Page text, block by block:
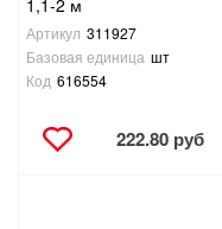
1,1-2 м
Артикул 311927
Базовая единица шт
Код 616554
222.80 руб